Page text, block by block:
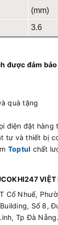
(mm)
3.6
được đảm
quà tặng
điện đặt hàng
tư và thiết bị
Toptul chất
VIỆT
Cổ Nhuế,
Số 8,
Tp Đà Nẵng.